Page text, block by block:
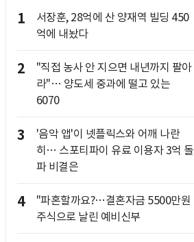
1
서장훈, 28억에 산 양재역 빌딩 450
억에 내놨다
2
"직접 농사 안 지으면 내년까지 팔아
라"… 양도세 중과에 떨고 있는
6070
3
'음악 앱'이 넷플릭스와 어깨 나란
히… 스포티파이 유료 이용자 3억 돌
파 비결은
4
"파혼할까요?…결혼자금 5500만원
주식으로 날린 예비신부